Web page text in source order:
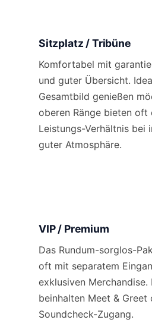
Sitzplatz / Tribüne
Komfortabel mit
und guter Übersicht.
Gesamtbild genießen
oberen Ränge bieten oft
Leistungs-Verhältnis bei
guter Atmosphäre.
VIP / Premium
Das Rundum-sorglos-
oft mit separatem
exklusiven Merchandise.
beinhalten Meet & Greet
Soundcheck-Zugang.